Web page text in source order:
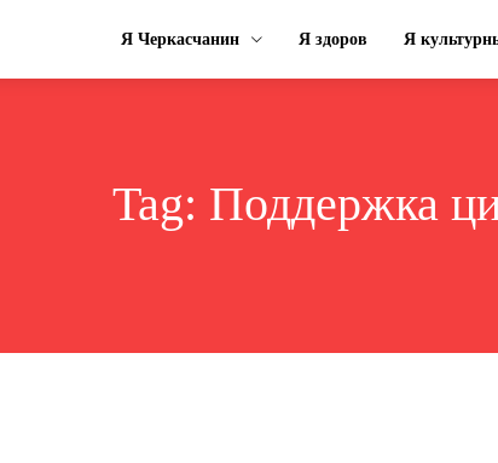
Я Черкасчанин Я здоров Я
Tag: Поддержка